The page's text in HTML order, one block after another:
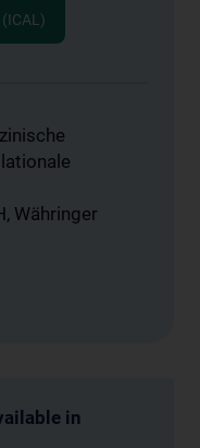
(ICAL)
Währinger
in